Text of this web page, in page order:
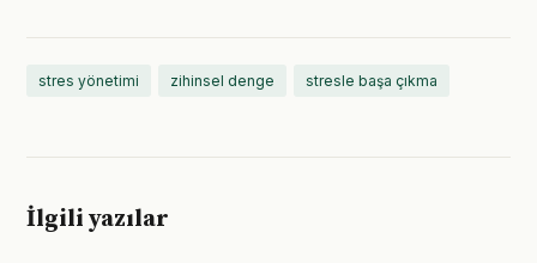
stres yönetimi zihinsel denge stresle başa çıkma
İlgili yazılar